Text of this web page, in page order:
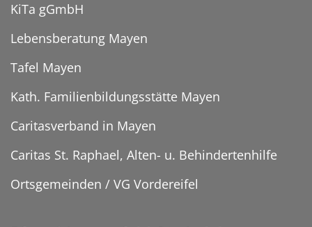
KiTa gGmbH
Lebensberatung Mayen
Tafel Mayen
Kath. Familienbildungsstätte Mayen
Caritasverband in Mayen
Caritas St. Raphael, Alten- u. Behindertenhilfe
Ortsgemeinden / VG Vordereifel